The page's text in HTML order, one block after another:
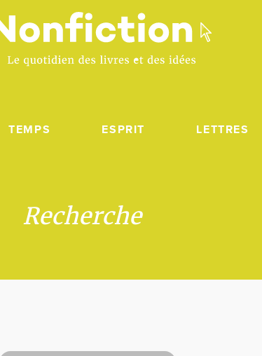
TEMPS ESPRIT LETTRES
Recherche